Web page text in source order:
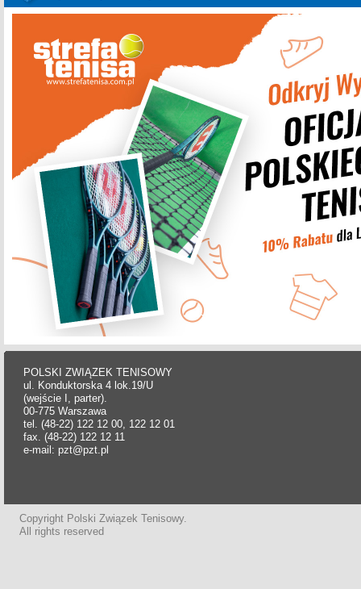
POLSKI ZWIĄZEK TENISOWY
ul. Konduktorska 4 lok.19/U
(wejście I, parter).
00-775 Warszawa
tel. (48-22) 122 12 00, 122 12 01
fax. (48-22) 122 12 11
e-mail: pzt@pzt.pl
Copyright Polski Związek Tenisowy.
All rights reserved